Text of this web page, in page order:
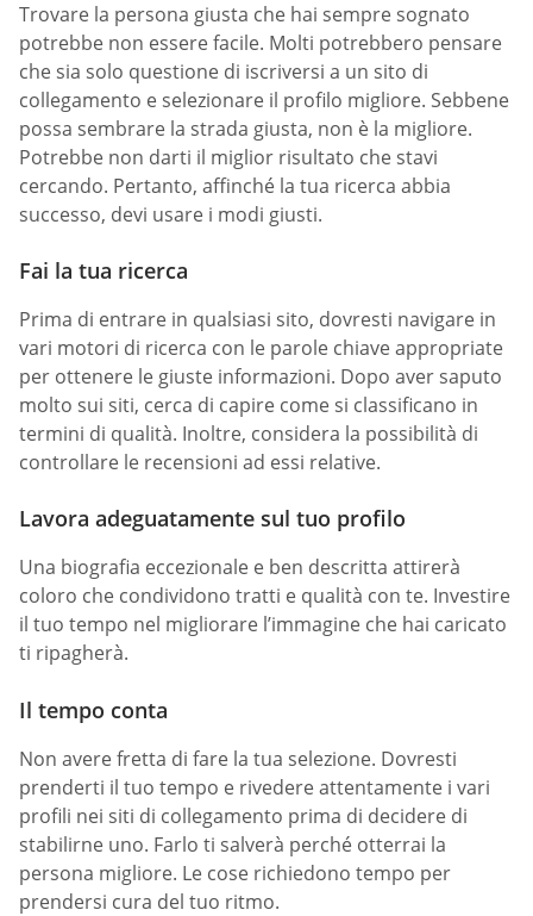
Trovare la persona giusta che hai sempre sognato
potrebbe non essere facile. Molti potrebbero pensare
che sia solo questione di iscriversi a un sito di
collegamento e selezionare il profilo migliore. Sebbene
possa sembrare la strada giusta, non è la migliore.
Potrebbe non darti il miglior risultato che stavi
cercando. Pertanto, affinché la tua ricerca abbia
successo, devi usare i modi giusti.
Fai la tua ricerca
Prima di entrare in qualsiasi sito, dovresti navigare in
vari motori di ricerca con le parole chiave appropriate
per ottenere le giuste informazioni. Dopo aver saputo
molto sui siti, cerca di capire come si classificano in
termini di qualità. Inoltre, considera la possibilità di
controllare le recensioni ad essi relative.
Lavora adeguatamente sul tuo profilo
Una biografia eccezionale e ben descritta attirerà
coloro che condividono tratti e qualità con te. Investire
il tuo tempo nel migliorare l’immagine che hai caricato
ti ripagherà.
Il tempo conta
Non avere fretta di fare la tua selezione. Dovresti
prenderti il tuo tempo e rivedere attentamente i vari
profili nei siti di collegamento prima di decidere di
stabilirne uno. Farlo ti salverà perché otterrai la
persona migliore. Le cose richiedono tempo per
prendersi cura del tuo ritmo.